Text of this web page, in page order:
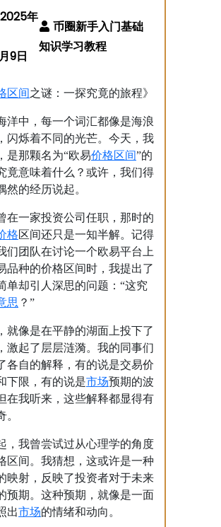
2025年
9日
区间之谜：一探究竟的旅程》
洋中，每一个词汇都像是海浪
闪烁着不同的光芒。今天，我
是那颗名为“欧易价格区间”的
竟意味着什么？或许，我们得
然的经历说起。
在一家投资公司任职，那时的
格区间还只是一知半解。记得
们团队在讨论一个欧易平台上
品种的价格区间时，我提出了
单却引人深思的问题：“这究
思 ？”
就像是在平静的湖面上投下了
激起了层层涟漪。我的同事们
各自的解释，有的说是交易价
下限，有的说是市场预期的波
在我听来，这些解释都显得有
。
，我曾尝试过从心理学的角度
区间。我猜想，这或许是一种
映射，反映了投资者对于未来
预期。这种预期，就像是一面
出市场的情绪和动向。